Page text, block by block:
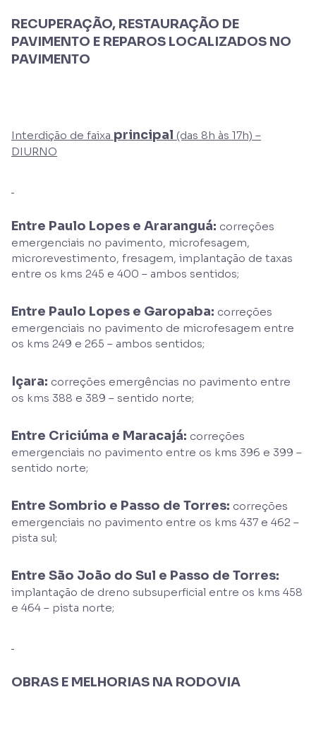
RECUPERAÇÃO, RESTAURAÇÃO DE
PAVIMENTO E REPAROS LOCALIZADOS NO
PAVIMENTO
Interdição de faixa principal (das 8h às 17h) –
DIURNO
Entre Paulo Lopes e Araranguá: correções
emergenciais no pavimento, microfesagem,
microrevestimento, fresagem, implantação de taxas
entre os kms 245 e 400 – ambos sentidos;
Entre Paulo Lopes e Garopaba: correções
emergenciais no pavimento de microfesagem entre
os kms 249 e 265 – ambos sentidos;
Içara: correções emergências no pavimento entre
os kms 388 e 389 – sentido norte;
Entre Criciúma e Maracajá: correções
emergenciais no pavimento entre os kms 396 e 399 –
sentido norte;
Entre Sombrio e Passo de Torres: correções
emergenciais no pavimento entre os kms 437 e 462 –
pista sul;
Entre São João do Sul e Passo de Torres:
implantação de dreno subsuperficial entre os kms 458
e 464 – pista norte;
OBRAS E MELHORIAS NA RODOVIA